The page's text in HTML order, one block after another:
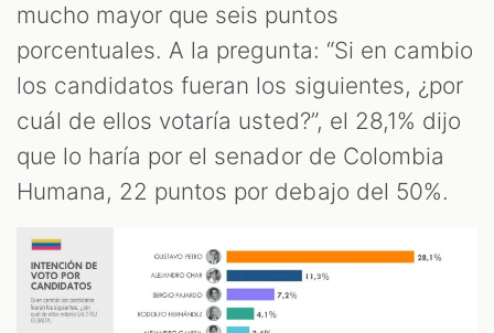
mucho mayor que seis puntos
porcentuales. A la pregunta: “Si en cambio
los candidatos fueran los siguientes, ¿por
cuál de ellos votaría usted?”, el 28,1% dijo
que lo haría por el senador de Colombia
Humana, 22 puntos por debajo del 50%.